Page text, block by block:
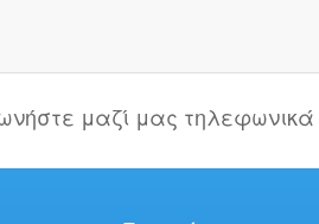
μαζί μας τηλεφωνικά